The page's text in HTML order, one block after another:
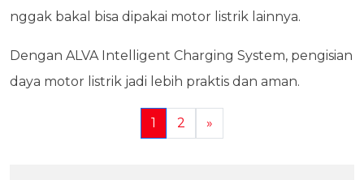
nggak bakal bisa dipakai motor listrik lainnya.
Dengan ALVA Intelligent Charging System, pengisian
daya motor listrik jadi lebih praktis dan aman.
1 2 »